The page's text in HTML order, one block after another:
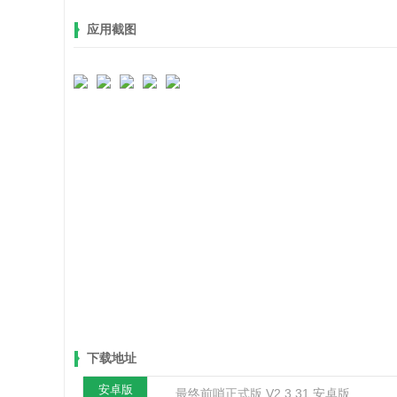
应用截图
下载地址
安卓版 最终前哨正式版 V2.3.31 安卓版